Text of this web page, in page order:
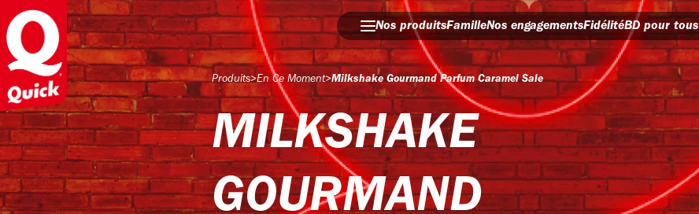
Nos produitsFamilleNos engagementsFidélitéBD pour tous
Produits>En Ce Moment>Milkshake Gourmand Parfum Caramel Sale
MILKSHAKE
GOURMAND